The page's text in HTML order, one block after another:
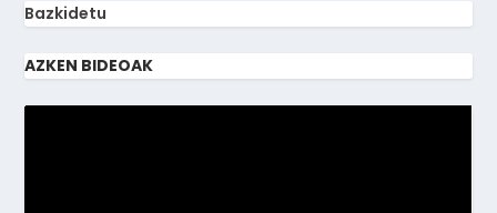
Bazkidetu
AZKEN BIDEOAK